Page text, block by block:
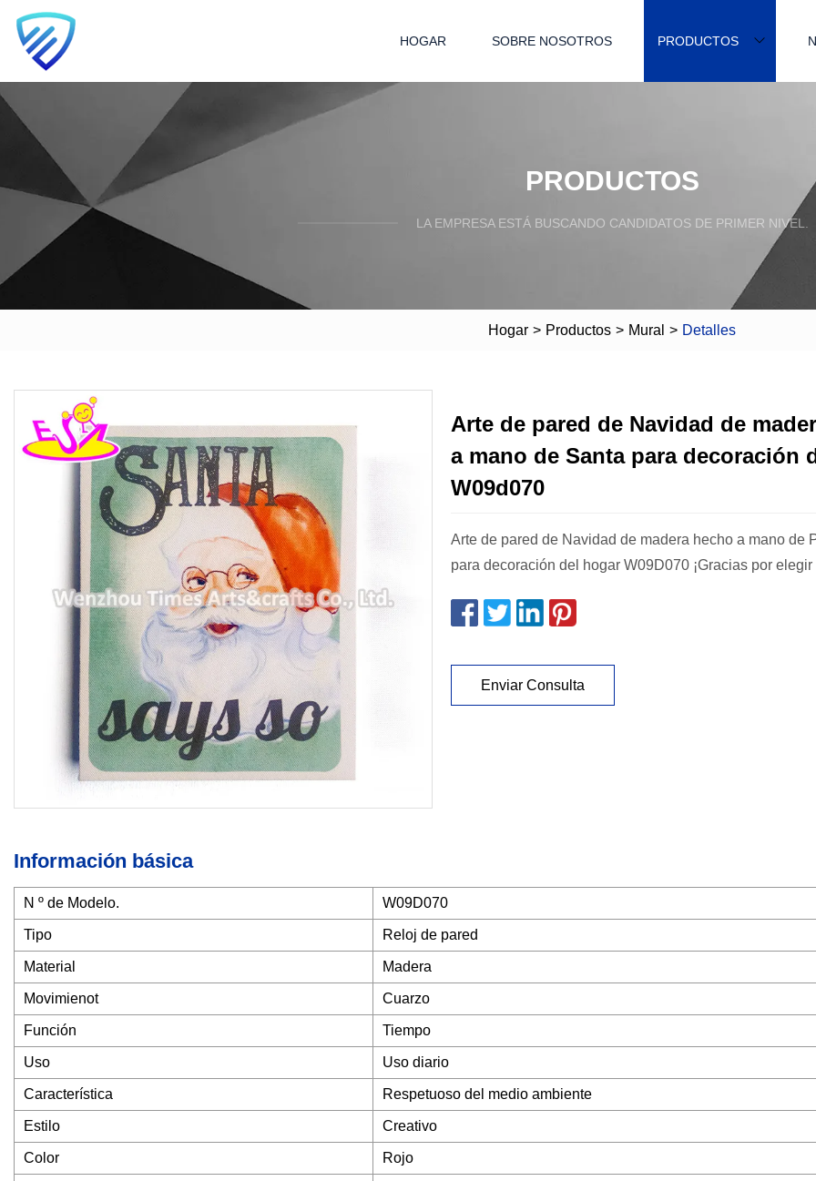
HOGAR SOBRE NOSOTROS PRODUCTOS
PRODUCTOS
LA EMPRESA ESTÁ BUSCANDO CANDIDATOS DE PRIMER NIVEL.
Hogar > Productos > Mural > Detalles
Arte de pared de Navidad de
a mano de Santa para decoración
W09d070
Arte de pared de Navidad de madera hecho a mano de
para decoración del hogar W09D070 ¡Gracias por elegir
Enviar Consulta
Información básica
N º de Modelo. W09D070
Tipo Reloj de pared
Material Madera
Movimienot Cuarzo
Función Tiempo
Uso Uso diario
Característica Respetuoso del medio ambiente
Estilo Creativo
Color Rojo